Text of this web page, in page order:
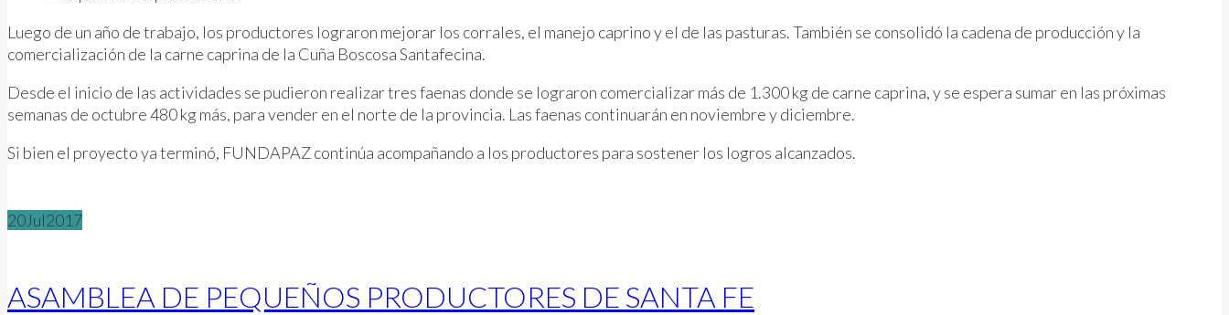
Luego de un año de trabajo, los productores lograron mejorar los corrales, el manejo caprino y el de las pasturas. También se consolidó la cadena de producción y la
comercialización de la carne caprina de la Cuña Boscosa Santafecina.
Desde el inicio de las actividades se pudieron realizar tres faenas donde se lograron comercializar más de 1.300 kg de carne caprina, y se espera sumar en las próximas
semanas de octubre 480 kg más, para vender en el norte de la provincia. Las faenas continuarán en noviembre y diciembre.
Si bien el proyecto ya terminó, FUNDAPAZ continúa acompañando a los productores para sostener los logros alcanzados.
20Jul2017
ASAMBLEA DE PEQUEÑOS PRODUCTORES DE SANTA FE